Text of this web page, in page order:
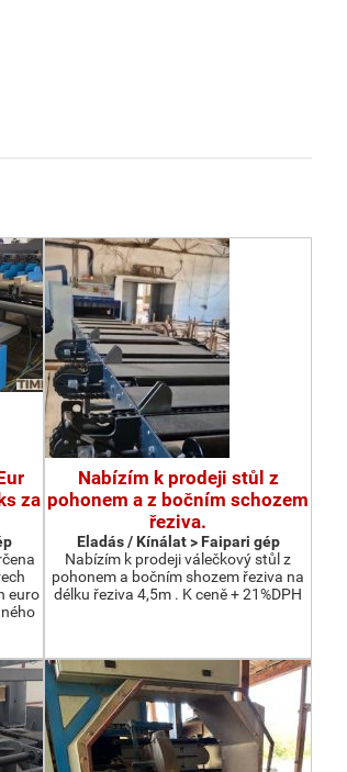
za
euro
Nabízím k prodeji stůl z
pohonem a z bočním schozem
řeziva.
Eladás / Kínálat > Faipari gép
Nabízím k prodeji válečkový stůl z
pohonem a bočním shozem řeziva na
délku řeziva 4,5m . K ceně + 21%DPH